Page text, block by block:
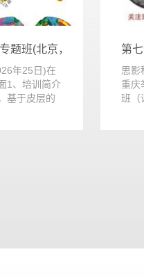
题班(北京，8.21-25）
年25日)在
1、培训简介
基于皮层的
第
思影
重庆
班（